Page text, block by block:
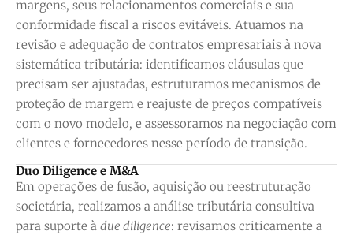
margens, seus relacionamentos comerciais e sua
conformidade fiscal a riscos evitáveis. Atuamos na
revisão e adequação de contratos empresariais à nova
sistemática tributária: identificamos cláusulas que
precisam ser ajustadas, estruturamos mecanismos de
proteção de margem e reajuste de preços compatíveis
com o novo modelo, e assessoramos na negociação com
clientes e fornecedores nesse período de transição.
Duo Diligence e M&A
Em operações de fusão, aquisição ou reestruturação
societária, realizamos a análise tributária consultiva
para suporte à due diligence: revisamos criticamente a